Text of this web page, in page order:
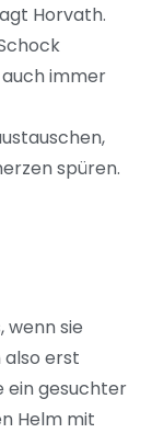
Horvath.
immer
spüren.
wenn sie
also erst
ein gesuchter
Helm mit